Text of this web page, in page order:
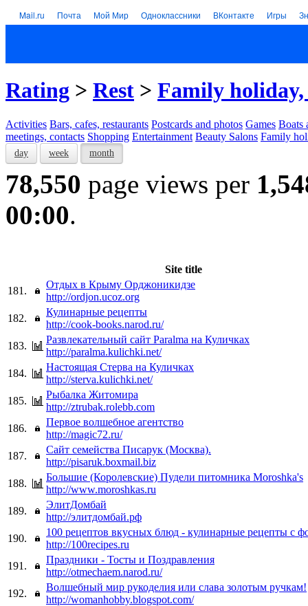
Mail.ru Почта Мой Мир Одноклассники ВКонтакте Игры
Rating > Rest > Family holiday,
Activities Bars, cafes, restaurants Postcards and photos Games Boats
meetings, contacts Shopping Entertainment Beauty Salons Family
day week month
78,550 page views per
00:00.
Site title
181.
Отдых в Крыму Орджоникидзе
http://ordjon.ucoz.org
182.
Кулинарные рецепты
http://cook-books.narod.ru/
183.
Развлекательный сайт Paralma на Куличках
http://paralma.kulichki.net/
184.
Настоящая Стерва на Куличках
http://sterva.kulichki.net/
185.
Рыбалка Житомира
http://ztrubak.rolebb.com
186.
Первое волшебное агентство
http://magic72.ru/
187.
Сайт семейства Писарук (Москва).
http://pisaruk.boxmail.biz
188.
Большие (Королевские) Пудели питомника Moroshka's
http://www.moroshkas.ru
189.
ЭлитДомбай
http://элитдомбай.рф
190.
100 рецептов вкусных блюд - кулинарные рецепты с
http://100recipes.ru
191.
Праздники - Тосты и Поздравления
http://otmechaem.narod.ru/
192.
Волшебный мир рукоделия или слава золотым ручкам!
http://womanhobby.blogspot.com/